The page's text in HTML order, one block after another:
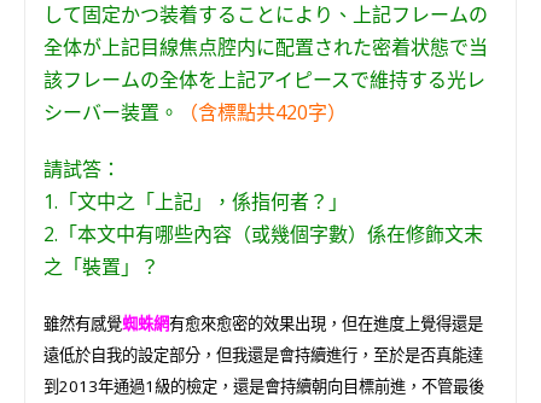
して固定かつ装着することにより、上記フレームの
全体が上記目線焦点腔内に配置された密着状態で当
該フレームの全体を上記アイピースで維持する光レ
シーバー装置。
（含標點共420字）
請試答：
1.「文中之「上記」，係指何者？」
2.「本文中有哪些內容（或幾個字數）係在修飾文末
之「裝置」？
雖然有感覺蜘蛛網有愈來愈密的效果出現，但在進度上覺得還是
遠低於自我的設定部分，但我還是會持續進行，至於是否真能達
到2013年通過1級的檢定，還是會持續朝向目標前進，不管最後